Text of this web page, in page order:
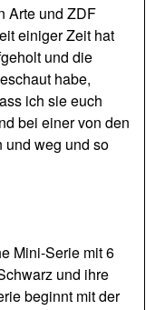
Arte und ZDF
einiger Zeit hat
und die
habe,
ich sie euch
bei einer von den
und weg und so
Mini-Serie mit 6
und ihre
beginnt mit der